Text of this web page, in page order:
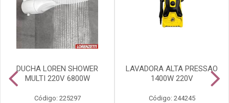
DUCHA LOREN SHOWER
MULTI 220V 6800W
Código: 225297
LAVADORA ALTA PRESSAO
1400W 220V
Código: 244245